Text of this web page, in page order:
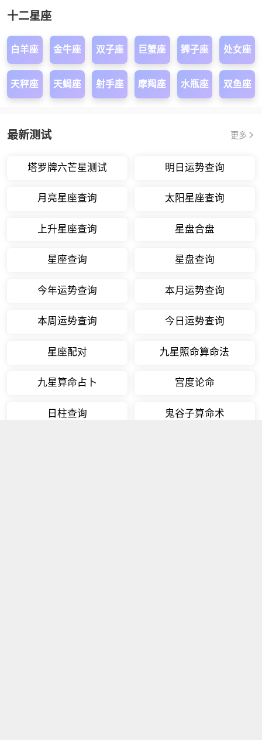
十二星座
白羊座 金牛座 双子座 巨蟹座 狮子座 处女座
天秤座 天蝎座 射手座 摩羯座 水瓶座 双鱼座
最新测试 更多
塔罗牌六芒星测试 明日运势查询
月亮星座查询 太阳星座查询
上升星座查询 星盘合盘
星座查询 星盘查询
今年运势查询 本月运势查询
本周运势查询 今日运势查询
星座配对 九星照命算命法
九星算命占卜 宫度论命
日柱查询 鬼谷子算命术